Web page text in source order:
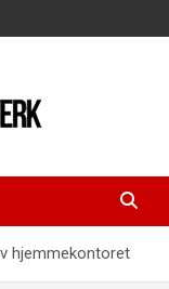
hjemmekontoret